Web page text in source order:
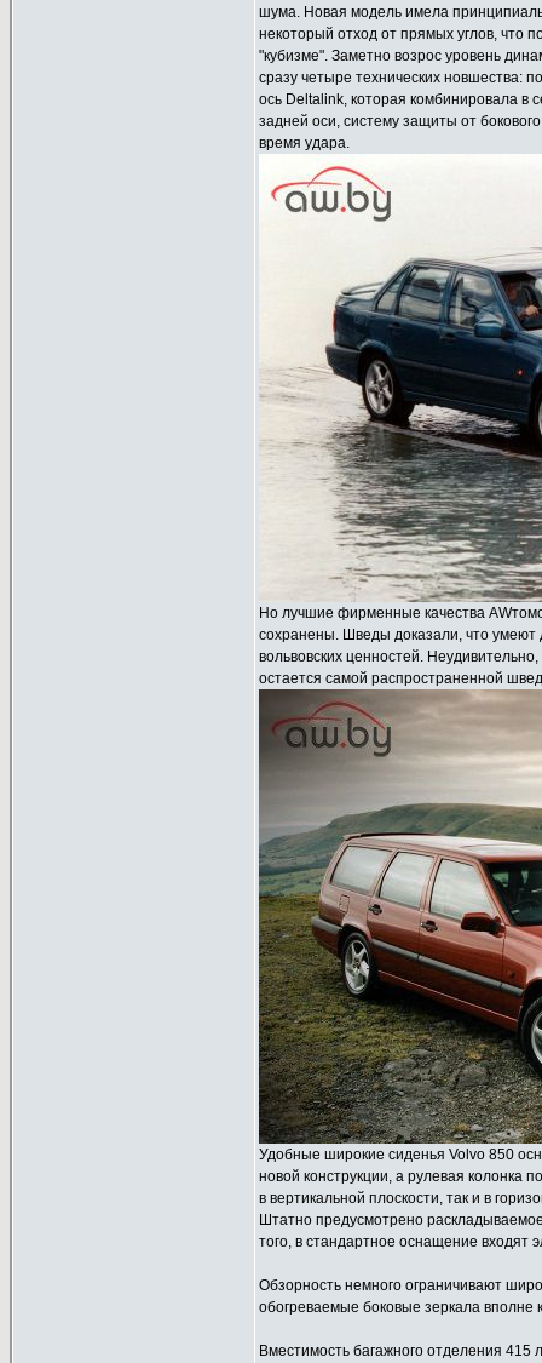
шума. Новая модель имела
некоторый отход от прямых углов, что
"кубизме". Заметно возрос уровень
сразу четыре технических новшества:
ось Deltalink, которая комбинировала в
задней оси, систему защиты от
время удара.
Но лучшие фирменные качества
сохранены. Шведы доказали, что
вольвовских ценностей.
остается самой распространенной
Удобные широкие сиденья Volvo 850
новой конструкции, а рулевая колонка
в вертикальной плоскости, так и в
Штатно предусмотрено
того, в стандартное оснащение входят
Обзорность немного ограничивают
обогреваемые боковые зеркала вполне
Вместимость багажного отделения 415